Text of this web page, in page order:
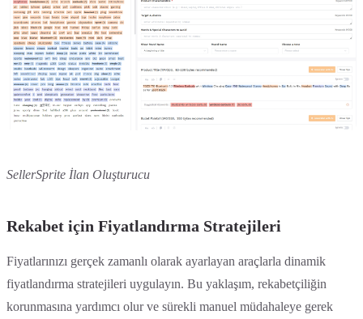
SellerSprite İlan Oluşturucu
Rekabet için Fiyatlandırma Stratejileri
Fiyatlarınızı gerçek zamanlı olarak ayarlayan araçlarla dinamik
fiyatlandırma stratejileri uygulayın. Bu yaklaşım, rekabetçiliğin
korunmasına yardımcı olur ve sürekli manuel müdahaleye gerek